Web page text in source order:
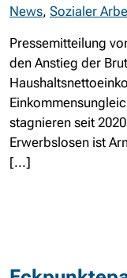
News, Sozialer
Pressemitteilung
den Anstieg der
stagnieren seit
Erwerbslosen ist
[...]